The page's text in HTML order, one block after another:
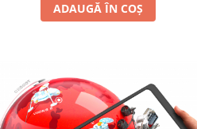
ADAUGĂ ÎN COȘ